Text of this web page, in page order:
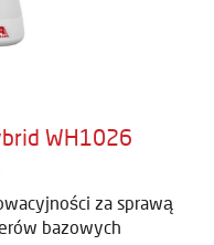
WH1026
za sprawą
bazowych